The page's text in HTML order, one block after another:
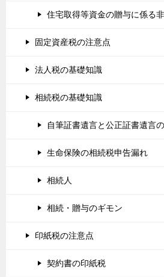
住宅取得等資金の贈与に係る
固定資産税の注意点
法人税の基礎知識
相続税の基礎知識
自筆証書遺言と公正証書遺言
生命保険の相続税申告漏れ
相続人
相続・贈与のギモン
印紙税の注意点
契約書の印紙税